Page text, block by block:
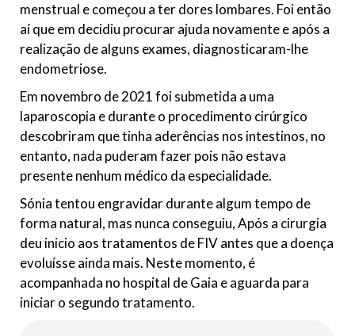
menstrual e começou a ter dores lombares. Foi então
aí que em decidiu procurar ajuda novamente e após a
realização de alguns exames, diagnosticaram-lhe
endometriose.
Em novembro de 2021 foi submetida a uma
laparoscopia e durante o procedimento cirúrgico
descobriram que tinha aderências nos intestinos, no
entanto, nada puderam fazer pois não estava
presente nenhum médico da especialidade.
Sónia tentou engravidar durante algum tempo de
forma natural, mas nunca conseguiu, Após a cirurgia
deu inicio aos tratamentos de FIV antes que a doença
evoluísse ainda mais. Neste momento, é
acompanhada no hospital de Gaia e aguarda para
iniciar o segundo tratamento.